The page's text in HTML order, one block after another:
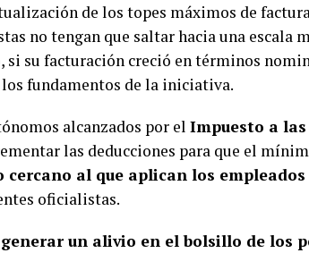
de los topes máximos de
no tengan que saltar hacia una escala
si su facturación creció en términos
fundamentos de la iniciativa.
alcanzados por el Impuesto a
las deducciones para que el
cercano al que aplican los
oficialistas.
generar un alivio en el bolsillo de los